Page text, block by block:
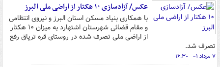
عکس/ آزادسازی ۱۰ هکتار از اراضی ملی البرز
با همکاری بنیاد مسکن استان البرز و نیروی انتظامی
و مقام قضائی شهرستان اشتهارد به میزان ۱۰ هکتار
از اراضی ملی تصرف شده در روستای قره ترپاق رفع
تصرف شد.
۷ مرداد ۰۱ - ۱۶:۳۰